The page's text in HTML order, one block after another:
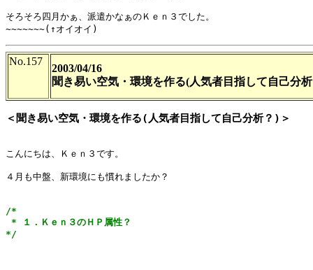
そろそろ四月かぁ、派遣かなぁのＫｅｎ３でした。
No.157
2003/04/16
聞き易い空気・環境を作る(人気者目指して自己分
＜聞き易い空気・環境を作る(人気者目指して自己分析？)＞
こんにちは、Ｋｅｎ３です。
４月も中盤、新環境にも慣れましたか？
/*
* １．Ｋｅｎ３のＨＰ属性？
*/